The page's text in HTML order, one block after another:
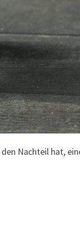
Nachteil hat,